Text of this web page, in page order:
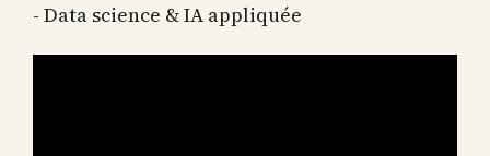
- Data science & IA appliquée